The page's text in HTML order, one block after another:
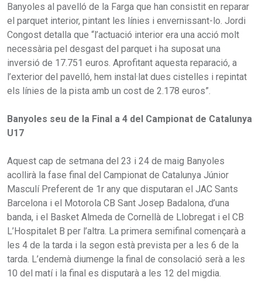
Banyoles al pavelló de la Farga que han consistit en reparar
el parquet interior, pintant les línies i envernissant-lo. Jordi
Congost detalla que “l’actuació interior era una acció molt
necessària pel desgast del parquet i ha suposat una
inversió de 17.751 euros. Aprofitant aquesta reparació, a
l’exterior del pavelló, hem instal·lat dues cistelles i repintat
els línies de la pista amb un cost de 2.178 euros”.
Banyoles seu de la Final a 4 del Campionat de Catalunya
U17
Aquest cap de setmana del 23 i 24 de maig Banyoles
acollirà la fase final del Campionat de Catalunya Júnior
Masculí Preferent de 1r any que disputaran el JAC Sants
Barcelona i el Motorola CB Sant Josep Badalona, d’una
banda, i el Basket Almeda de Cornellà de Llobregat i el CB
L’Hospitalet B per l’altra. La primera semifinal començarà a
les 4 de la tarda i la segon està prevista per a les 6 de la
tarda. L’endemà diumenge la final de consolació serà a les
10 del matí i la final es disputarà a les 12 del migdia.